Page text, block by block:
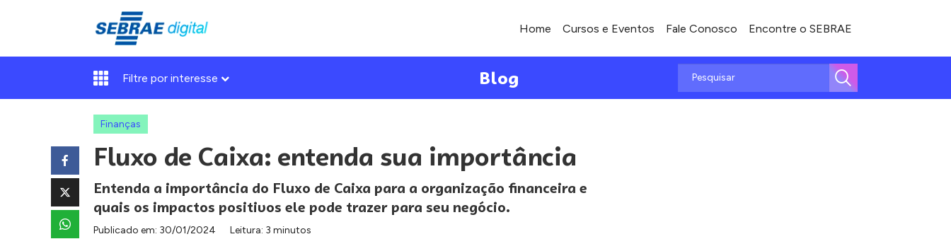
Home Cursos e Eventos Fale Conosco Encontre o SEBRAE
Filtre por interesse Blog
Finanças
Fluxo de Caixa: entenda sua importância
Entenda a importância do Fluxo de Caixa para a organização financeira e
quais os impactos positivos ele pode trazer para seu negócio.
Publicado em: 30/01/2024 Leitura: 3 minutos